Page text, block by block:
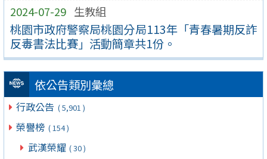
2024-07-29 生教組
桃園市政府警察局桃園分局113年「青春暑期反詐
反毒書法比賽」活動簡章共1份。
依公告類別彙總
行政公告 ( 5,901 )
榮譽榜 ( 154 )
武漢榮耀 ( 30 )